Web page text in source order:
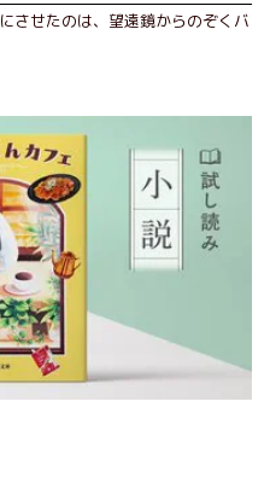
させたのは、望遠鏡からのぞくバ